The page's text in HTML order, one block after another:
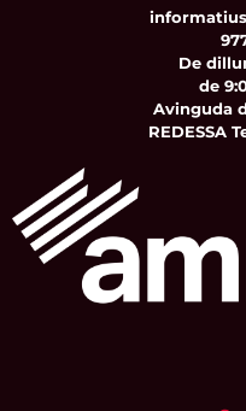
De
de
Avinguda
REDESSA